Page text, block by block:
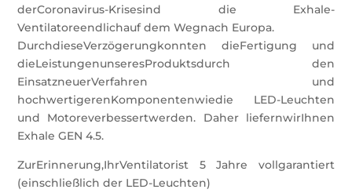
derCoronavirus-Krisesind die Exhale-
Ventilatoreendlichauf dem Wegnach Europa.
DurchdieseVerzögerungkonnten dieFertigung und
dieLeistungenunseresProduktsdurch den
EinsatzneuerVerfahren und
hochwertigerenKomponentenwiedie LED-Leuchten
und Motoreverbessertwerden. Daher liefernwirIhnen
Exhale GEN 4.5.
ZurErinnerung,IhrVentilatorist 5 Jahre vollgarantiert
(einschließlich der LED-Leuchten)